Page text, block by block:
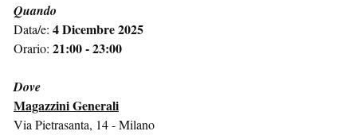
Quando
Data/e: 4 Dicembre 2025
Orario: 21:00 - 23:00
Dove
Magazzini Generali
Via Pietrasanta, 14 - Milano